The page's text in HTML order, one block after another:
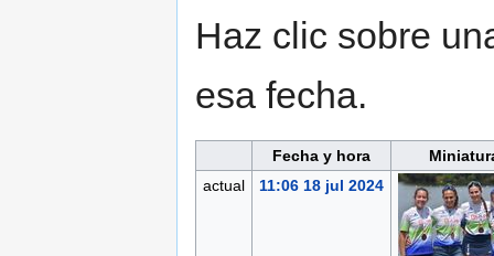
Haz clic sobre
esa fecha.
Fecha y hora
actual
11:06 18 jul 2024